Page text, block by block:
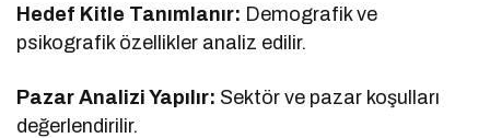
Hedef Kitle Tanımlanır: Demografik ve
psikografik özellikler analiz edilir.
Pazar Analizi Yapılır: Sektör ve pazar koşulları
değerlendirilir.